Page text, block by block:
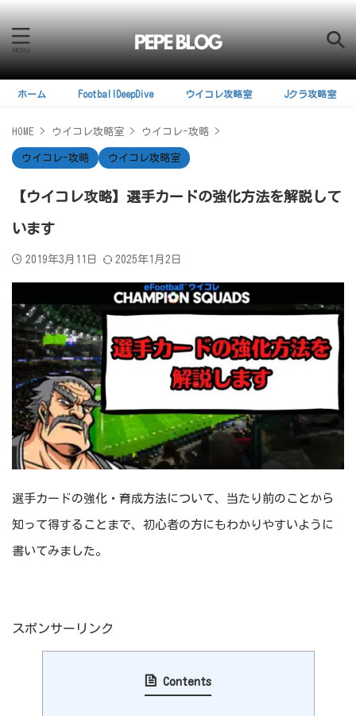
ホーム FootballDeepDive ウイコレ攻略室 Jクラ攻略室
HOME > ウイコレ攻略室 > ウイコレ-攻略 >
ウイコレ-攻略 ウイコレ攻略室
【ウイコレ攻略】選手カードの強化方法を解説して
います
2019年3月11日 2025年1月2日
選手カードの強化・育成方法について、当たり前のことから
知って得することまで、初心者の方にもわかりやすいように
書いてみました。
スポンサーリンク
Contents